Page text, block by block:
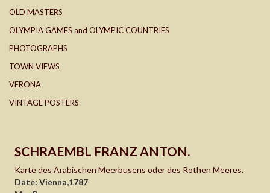
OLD MASTERS
OLYMPIA GAMES and OLYMPIC COUNTRIES
PHOTOGRAPHS
TOWN VIEWS
VERONA
VINTAGE POSTERS
SCHRAEMBL FRANZ ANTON.
Karte des Arabischen Meerbusens oder des Rothen Meeres.
Date: Vienna,1787